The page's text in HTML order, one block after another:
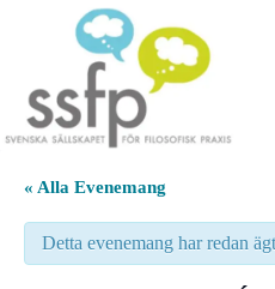
« Alla Evenemang
Detta evenemang har redan